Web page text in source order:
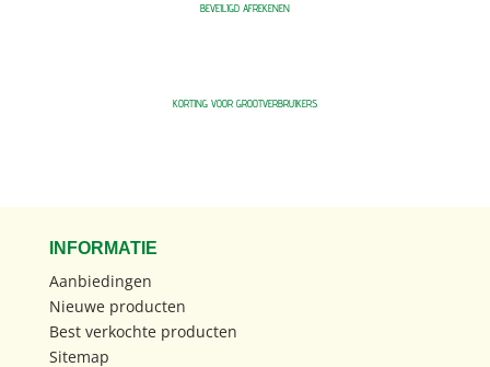
BEVEILIGD AFREKENEN
KORTING VOOR GROOTVERBRUIKERS
INFORMATIE
Aanbiedingen
Nieuwe producten
Best verkochte producten
Sitemap